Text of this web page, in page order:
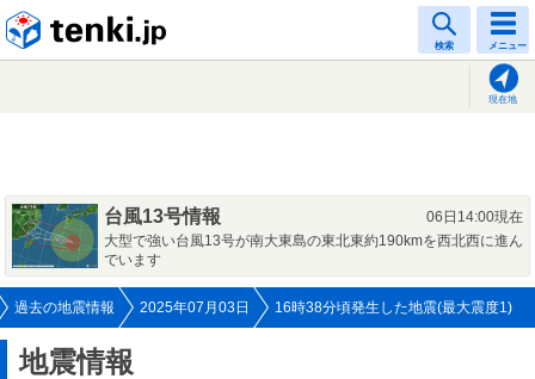
検索 メニュー
現在地
台風13号情報
06日14:00現在
大型で強い台風13号が南大東島の東北東約190kmを西北西に進ん
でいます
過去の地震情報 2025年07月03日 16時38分頃発生した地震(最大震度1)
地震情報